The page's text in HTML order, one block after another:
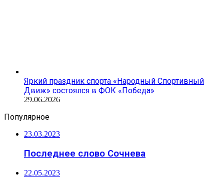
Яркий праздник спорта «Народный Спортивный
Движ» состоялся в ФОК «Победа»
29.06.2026
Популярное
23.03.2023
Последнее слово Сочнева
22.05.2023